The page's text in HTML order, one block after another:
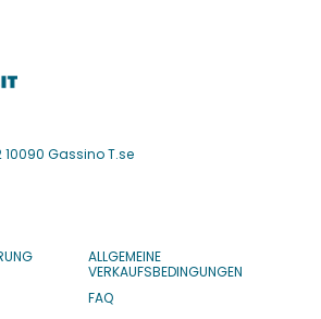
Gassino T.se
ALLGEMEINE
VERKAUFSBEDINGUNGEN
FAQ